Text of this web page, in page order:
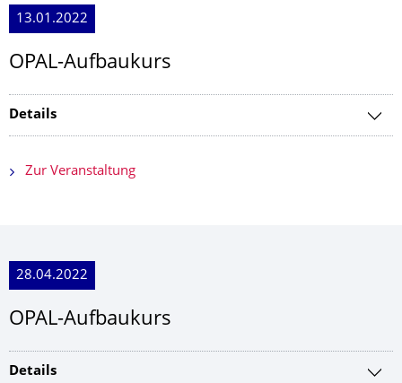
13.01.2022
OPAL-Aufbaukurs
Details
Zur Veranstaltung
28.04.2022
OPAL-Aufbaukurs
Details